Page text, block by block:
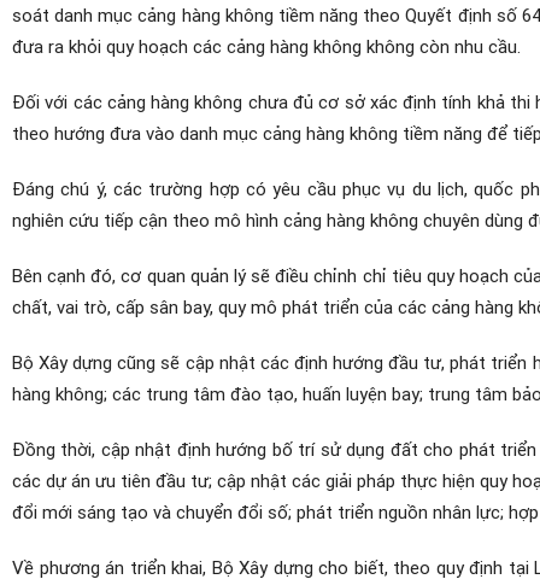
soát danh mục cảng hàng không tiềm năng theo Quyết định số
đưa ra khỏi quy hoạch các cảng hàng không không còn nhu cầu.
Đối với các cảng hàng không chưa đủ cơ sở xác định tính khả
theo hướng đưa vào danh mục cảng hàng không tiềm năng để
Đáng chú ý, các trường hợp có yêu cầu phục vụ du lịch, quốc
nghiên cứu tiếp cận theo mô hình cảng hàng không chuyên dùng
Bên cạnh đó, cơ quan quản lý sẽ điều chỉnh chỉ tiêu quy hoạch
chất, vai trò, cấp sân bay, quy mô phát triển của các cảng hàng
Bộ Xây dựng cũng sẽ cập nhật các định hướng đầu tư, phát
hàng không; các trung tâm đào tạo, huấn luyện bay; trung tâm
Đồng thời, cập nhật định hướng bố trí sử dụng đất cho phát
các dự án ưu tiên đầu tư; cập nhật các giải pháp thực hiện quy
đổi mới sáng tạo và chuyển đổi số; phát triển nguồn nhân lực;
Về phương án triển khai, Bộ Xây dựng cho biết, theo quy định